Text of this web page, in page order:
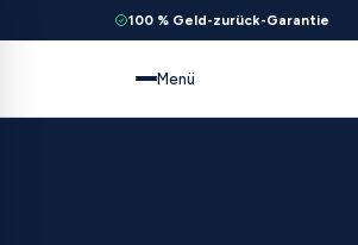
100 % Geld-zurück-Garantie
Menü